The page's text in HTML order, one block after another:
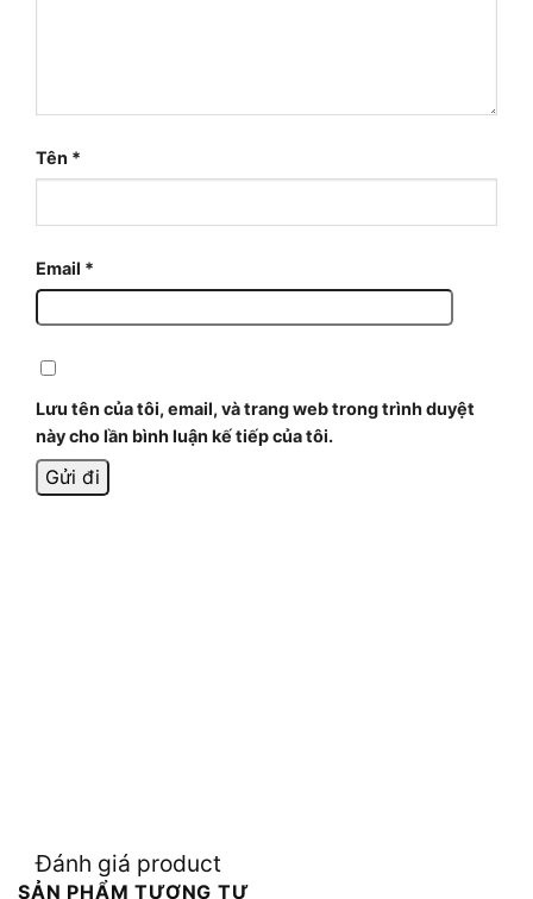
Tên *
Email *
Lưu tên của tôi, email, và trang web trong trình duyệt
này cho lần bình luận kế tiếp của tôi.
Đánh giá product
SẢN PHẨM TƯƠNG TỰ